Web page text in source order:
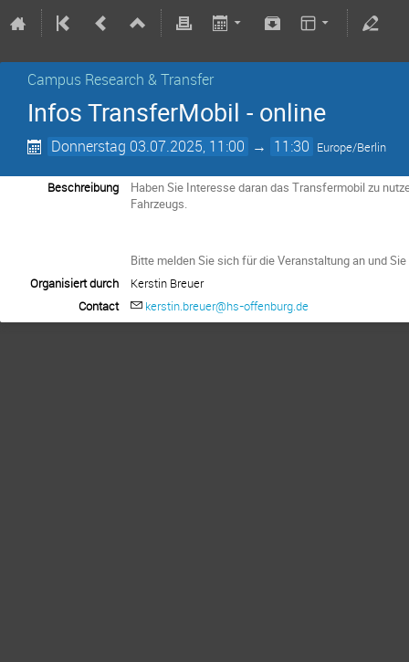
Campus Research & Transfer
Infos TransferMobil - online
Donnerstag 03.07.2025, 11:00 → 11:30 Europe/Berlin
Beschreibung
Haben Sie Interesse daran das Transfermobil zu
Fahrzeugs.
Bitte melden Sie sich für die Veranstaltung an und
Organisiert durch
Kerstin Breuer
Contact
kerstin.breuer@hs-offenburg.de